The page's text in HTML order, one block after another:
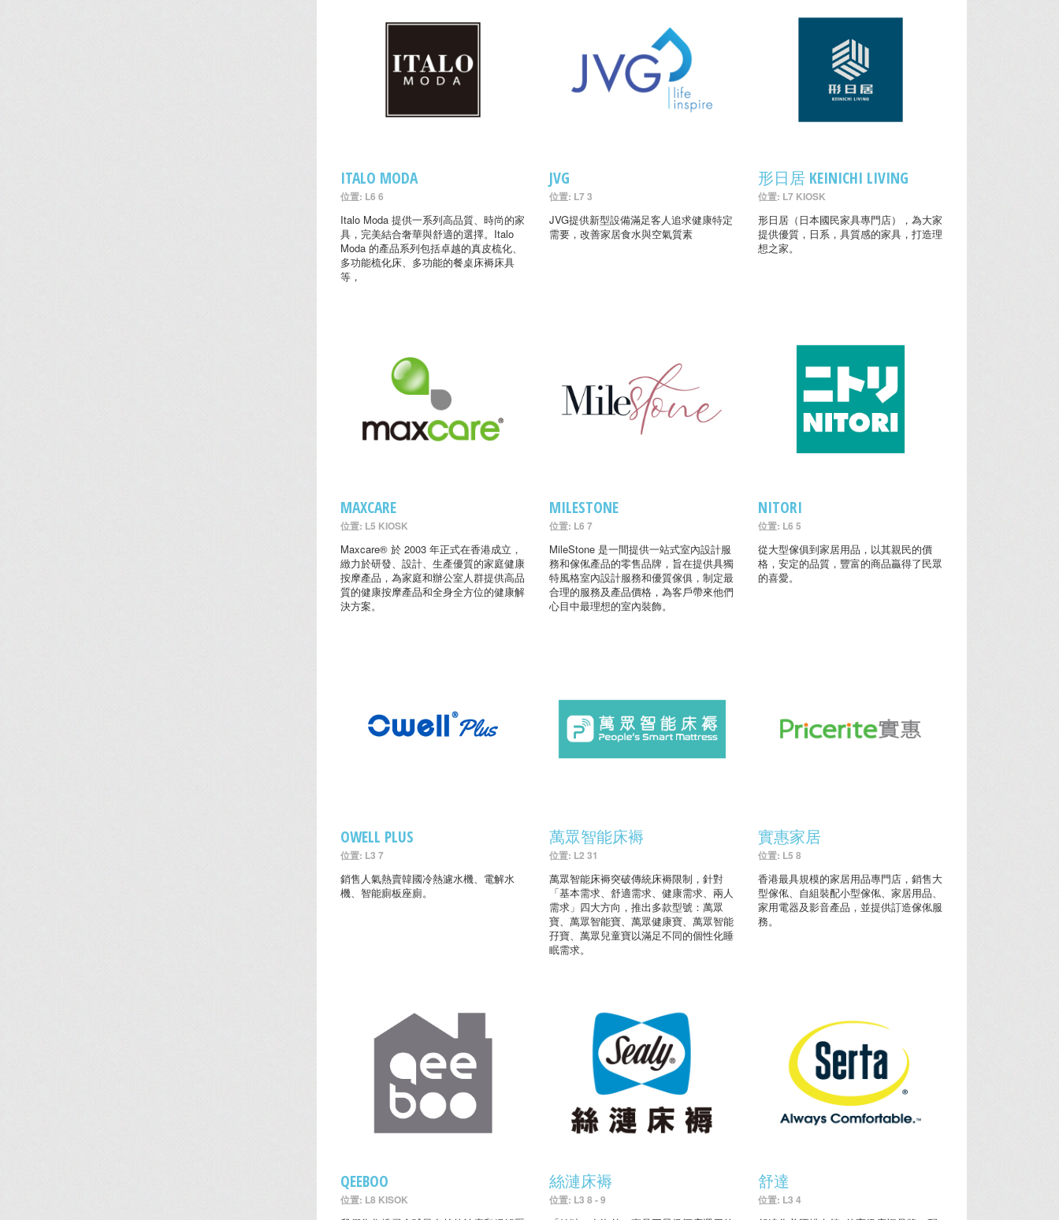
ITALO MODA
位置: L6 6
Italo Moda 提供一系列高品質、時尚的家
具，完美結合奢華與舒適的選擇。Italo
Moda 的產品系列包括卓越的真皮梳化、
多功能梳化床、多功能的餐桌床褥床具
等，
JVG
位置: L7 3
JVG提供新型設備滿足客人追求健康特定
需要，改善家居食水與空氣質素
形日居 KEINICHI LIVING
位置: L7 KIOSK
形日居（日本國民家具專門店），為大家
提供優質，日系，具質感的家具，打造理
想之家。
MAXCARE
位置: L5 KIOSK
Maxcare® 於 2003 年正式在香港成立，
緻力於研發、設計、生產優質的家庭健康
按摩產品，為家庭和辦公室人群提供高品
質的健康按摩產品和全身全方位的健康解
決方案。
MILESTONE
位置: L6 7
MileStone 是一間提供一站式室內設計服
務和傢俬產品的零售品牌，旨在提供具獨
特風格室內設計服務和優質傢俱，制定最
合理的服務及產品價格，為客戶帶來他們
心目中最理想的室內裝飾。
NITORI
位置: L6 5
從大型傢俱到家居用品，以其親民的價
格，安定的品質，豐富的商品贏得了民眾
的喜愛。
OWELL PLUS
位置: L3 7
銷售人氣熱賣韓國冷熱濾水機、電解水
機、智能廁板座廁。
萬眾智能床褥
位置: L2 31
萬眾智能床褥突破傳統床褥限制，針對
「基本需求、舒適需求、健康需求、兩人
需求」四大方向，推出多款型號：萬眾
寶、萬眾智能寶、萬眾健康寶、萬眾智能
孖寶、萬眾兒童寶以滿足不同的個性化睡
眠需求。
實惠家居
位置: L5 8
香港最具規模的家居用品專門店，銷售大
型傢俬、自組裝配小型傢俬、家居用品、
家用電器及影音產品，並提供訂造傢俬服
務。
QEEBOO
位置: L8 KISOK
絲漣床褥
位置: L3 8 - 9
舒達
位置: L3 4